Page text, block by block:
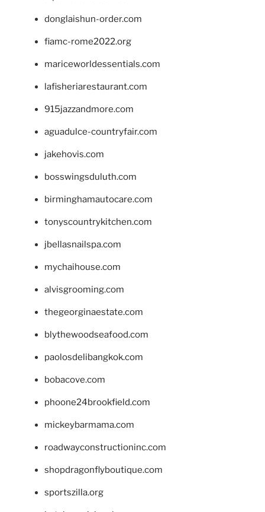
donglaishun-order.com
fiamc-rome2022.org
mariceworldessentials.com
lafisheriarestaurant.com
915jazzandmore.com
aguadulce-countryfair.com
jakehovis.com
bosswingsduluth.com
birminghamautocare.com
tonyscountrykitchen.com
jbellasnailspa.com
mychaihouse.com
alvisgrooming.com
thegeorginaestate.com
blythewoodseafood.com
paolosdelibangkok.com
bobacove.com
phoone24brookfield.com
mickeybarmama.com
roadwayconstructioninc.com
shopdragonflyboutique.com
sportszilla.org